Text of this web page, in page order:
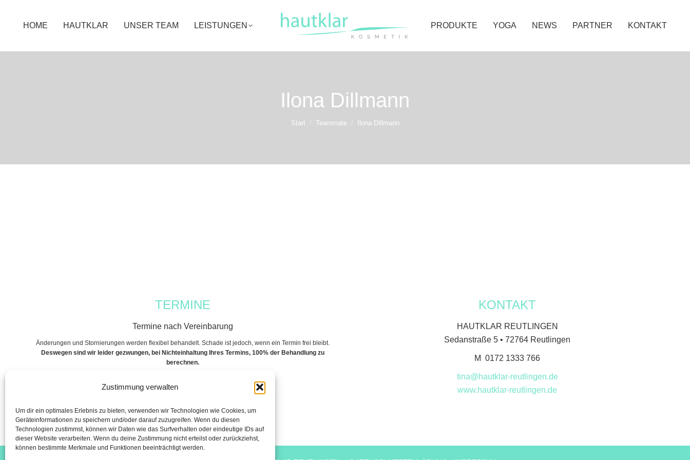
Zustimmung verwalten
Um dir ein optimales Erlebnis zu bieten, verwenden wir Technologien wie Cookies, um
Geräteinformationen zu speichern und/oder darauf zuzugreifen. Wenn du diesen
Technologien zustimmst, können wir Daten wie das Surfverhalten oder eindeutige IDs auf
dieser Website verarbeiten. Wenn du deine Zustimmung nicht erteilst oder zurückziehst,
können bestimmte Merkmale und Funktionen beeinträchtigt werden.
HOME HAUTKLAR UNSER TEAM LEISTUNGEN PRODUKTE YOGA NEWS PARTNER KONTAKT
Ilona Dillmann
Sie befinden sich hier:
Start Teammate Ilona Dillmann
TERMINE
Termine nach Vereinbarung
Änderungen und Stornierungen werden flexibel behandelt. Schade ist jedoch, wenn ein Termin frei bleibt.
Deswegen sind wir leider gezwungen, bei Nichteinhaltung Ihres Termins, 100% der Behandlung zu
berechnen.
KONTAKT
HAUTKLAR REUTLINGEN
Sedanstraße 5 • 72764 Reutlingen
M 0172 1333 766
tina@hautklar-reutlingen.de
www.hautklar-reutlingen.de